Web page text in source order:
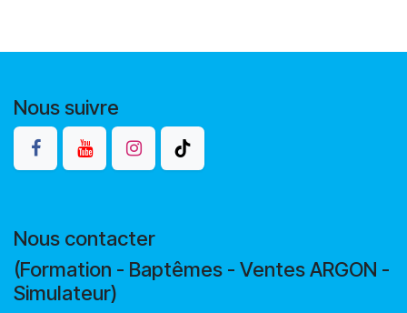
Nous suivre
Nous contacter
(Formation - Baptêmes - Ventes ARGON -
Simulateur)